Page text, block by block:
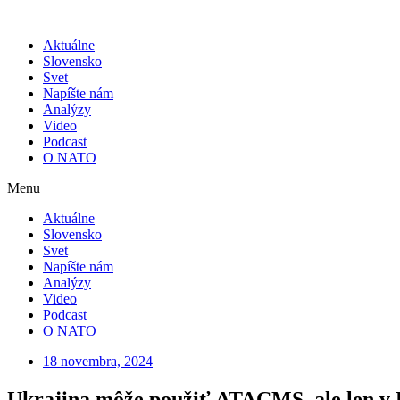
contentAktuálne
Slovensko
Svet
Napíšte nám
Analýzy
Video
Podcast
O NATO
Menu
Aktuálne
Slovensko
Svet
Napíšte nám
Analýzy
Video
Podcast
O NATO
18 novembra, 2024